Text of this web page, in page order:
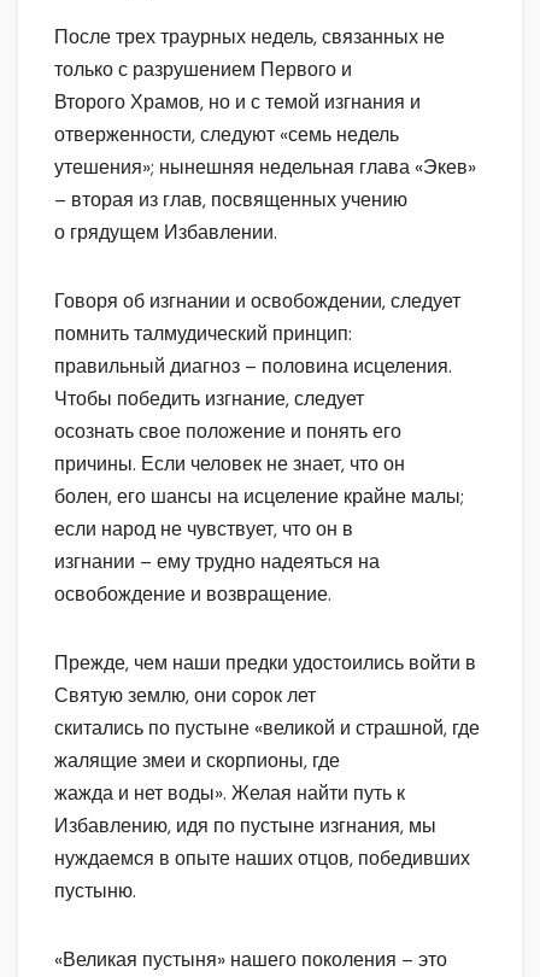
После трех траурных недель, связанных не
только с разрушением Первого и
Второго Храмов, но и с темой изгнания и
отверженности, следуют «семь недель
утешения»; нынешняя недельная глава «Экев»
– вторая из глав, посвященных учению
о грядущем Избавлении.
Говоря об изгнании и освобождении, следует
помнить талмудический принцип:
правильный диагноз – половина исцеления.
Чтобы победить изгнание, следует
осознать свое положение и понять его
причины. Если человек не знает, что он
болен, его шансы на исцеление крайне малы;
если народ не чувствует, что он в
изгнании – ему трудно надеяться на
освобождение и возвращение.
Прежде, чем наши предки удостоились войти в
Святую землю, они сорок лет
скитались по пустыне «великой и страшной, где
жалящие змеи и скорпионы, где
жажда и нет воды». Желая найти путь к
Избавлению, идя по пустыне изгнания, мы
нуждаемся в опыте наших отцов, победивших
пустыню.
«Великая пустыня» нашего поколения – это